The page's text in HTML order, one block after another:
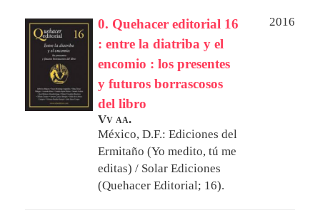
0. Quehacer editorial 16
: entre la diatriba y el
encomio : los presentes
y futuros borrascosos
del libro
2016
Vv aa.
México, D.F.: Ediciones del
Ermitaño (Yo medito, tú me
editas) / Solar Ediciones
(Quehacer Editorial; 16).